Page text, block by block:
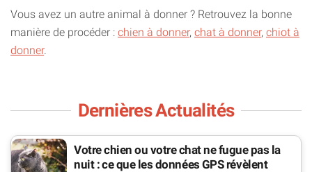
Vous avez un autre animal à donner ? Retrouvez la bonne
manière de procéder : chien à donner, chat à donner, chiot à
donner.
Dernières Actualités
Votre chien ou votre chat ne fugue pas la
nuit : ce que les données GPS révèlent